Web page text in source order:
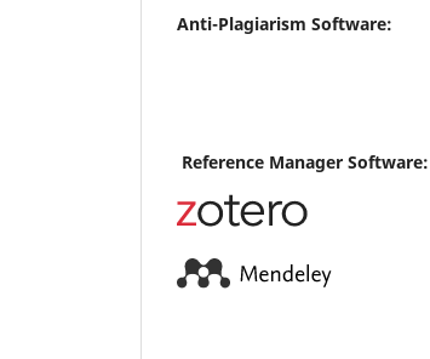
Anti-Plagiarism Software:
Reference Manager Software: